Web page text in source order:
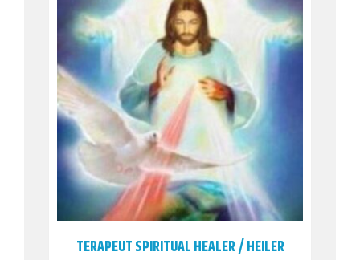
TERAPEUT SPIRITUAL HEALER / HEILER